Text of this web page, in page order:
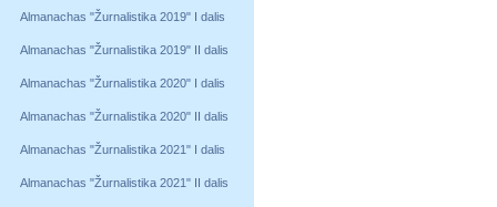
Almanachas "Žurnalistika 2019" I dalis
Almanachas "Žurnalistika 2019" II dalis
Almanachas "Žurnalistika 2020" I dalis
Almanachas "Žurnalistika 2020" II dalis
Almanachas "Žurnalistika 2021" I dalis
Almanachas "Žurnalistika 2021" II dalis